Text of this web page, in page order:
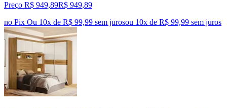
Preço R$ 949,89R$ 949,89
no Pix Ou 10x de R$ 99,99 sem jurosou 10x de R$ 99,99 sem juros